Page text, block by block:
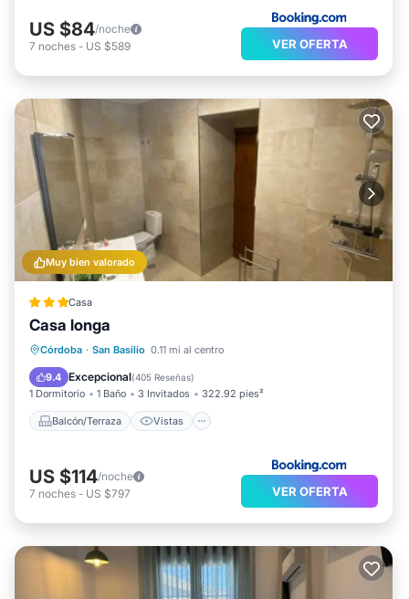
US $84/noche
7 noches - US $589 VER OFERTA
Muy bien valorado
Casa
Casa longa
Córdoba · San Basilio 0.11 mi al centro
9.4 Excepcional(405 Reseñas)
1 Dormitorio 1 Baño 3 Invitados 322.92 pies²
Balcón/Terraza Vistas
Balcón/Terraza Vistas
Aire acondicionado
US $114/noche
7 noches - US $797 VER OFERTA